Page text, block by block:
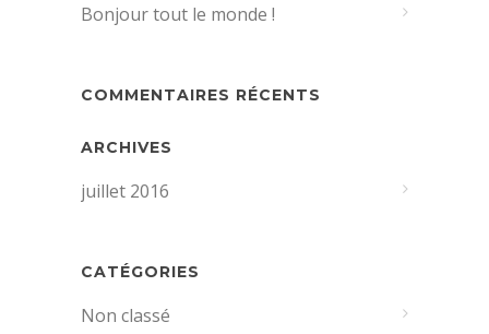
Bonjour tout le monde !
COMMENTAIRES RÉCENTS
ARCHIVES
juillet 2016
CATÉGORIES
Non classé